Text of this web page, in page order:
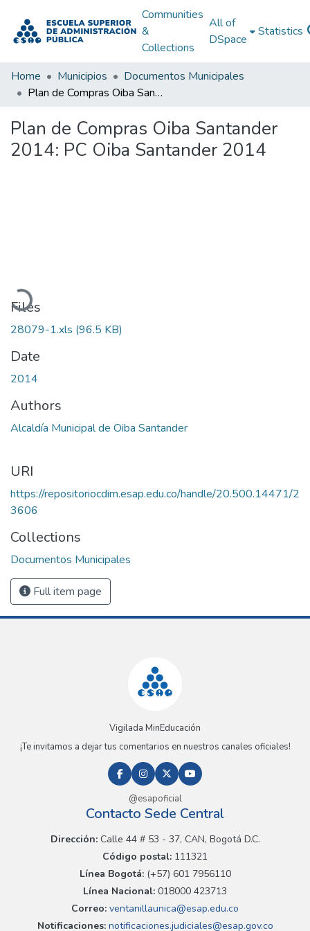
Communities
&
Collections
All of
DSpace
Statistics
Home Municipios
Documentos Municipales
Plan de Compras Oiba Santander 2014: PC Oiba Santander 2014
Plan de Compras Oiba Santander
2014: PC Oiba Santander 2014
Loading...
Files
28079-1.xls (96.5 KB)
Date
2014
Authors
Alcaldía Municipal de Oiba Santander
URI
https://repositoriocdim.esap.edu.co/handle/20.500.14471/2
3606
Collections
Documentos Municipales
Full item page
Vigilada MinEducación
¡Te invitamos a dejar tus comentarios en nuestros canales oficiales!
@esapoficial
Contacto Sede Central
Dirección:Calle 44 # 53 - 37, CAN, Bogotá D.C.
Código postal: 111321
Línea Bogotá:(+57) 601 7956110
Línea Nacional: 018000 423713
Correo: ventanillaunica@esap.edu.co
Notificaciones:notificaciones.judiciales@esap.gov.co